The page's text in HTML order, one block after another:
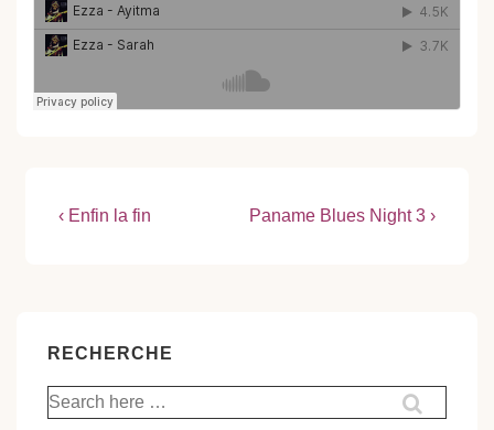
Navigation
Previous
‹ Enfin la fin
Next
Paname Blues Night 3 ›
RECHERCHE
Recherche
pour: